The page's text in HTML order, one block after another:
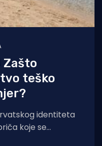
Zašto
teško
identiteta
koje se